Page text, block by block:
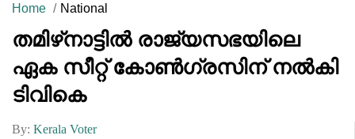
Home National
തമിഴ്‌നാട്ടിൽ രാജ്യസഭയിലെ
ഏക സീറ്റ് കോൺഗ്രസിന് നൽകി
ടിവികെ
By: Kerala Voter